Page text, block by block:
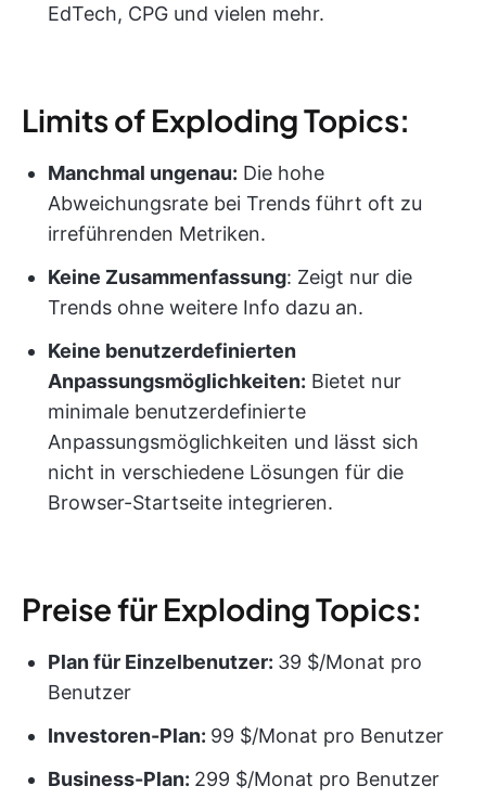
EdTech, CPG und vielen mehr.
Limits of Exploding Topics:
Manchmal ungenau: Die hohe
Abweichungsrate bei Trends führt oft zu
irreführenden Metriken.
Keine Zusammenfassung: Zeigt nur die
Trends ohne weitere Info dazu an.
Keine benutzerdefinierten
Anpassungsmöglichkeiten: Bietet nur
minimale benutzerdefinierte
Anpassungsmöglichkeiten und lässt sich
nicht in verschiedene Lösungen für die
Browser-Startseite integrieren.
Preise für Exploding Topics:
Plan für Einzelbenutzer: 39 $/Monat pro
Benutzer
Investoren-Plan: 99 $/Monat pro Benutzer
Business-Plan: 299 $/Monat pro Benutzer